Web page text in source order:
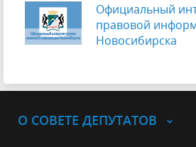
Официальный
правовой
Новосибирска
О СОВЕТЕ ДЕПУТАТОВ